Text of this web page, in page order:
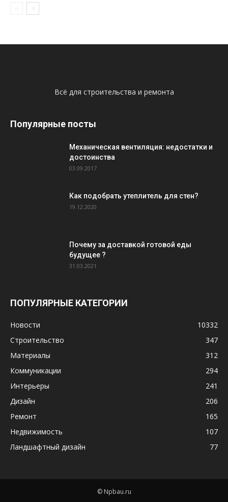
Всё для строительства и ремонта
Популярные посты
Механическая вентиляция: недостатки и
достоинства
03.09.2017
Как подобрать утеплитель для стен?
19.12.2020
Почему за доставкой готовой еды
будущее ?
31.03.2021
ПОПУЛЯРНЫЕ КАТЕГОРИИ
Новости
10332
Строительство
347
Материалы
312
Коммуникации
294
Интерьеры
241
Дизайн
206
Ремонт
165
Недвижимость
107
Ландшафтный дизайн
77
© Npbau.ru